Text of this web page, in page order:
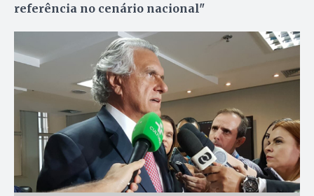
referência no cenário nacional"